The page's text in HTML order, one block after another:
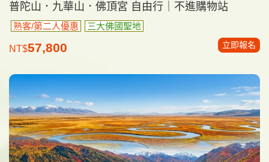
普陀山．九華山．佛頂宮 自由行｜不進購物站
熟客/第二人優惠 三大佛國聖地
NT$57,800 立即報名